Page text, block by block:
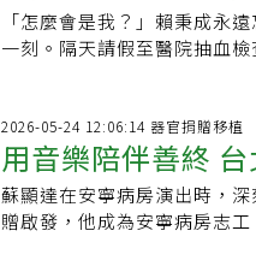
「怎麼會是我？」賴秉成永
一刻。隔天請假至醫院抽血
感染，讓肺功能迅速崩潰，最
2026-05-24 12:06:14 器官捐贈移植
用音樂陪伴善終
姑姑的捨得
蘇顯達在安寧病房演出時，
贈啟發，他成為安寧病房志